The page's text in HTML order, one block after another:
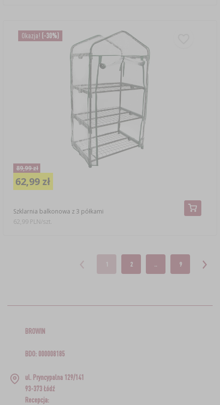
Okazja! (-30%)
Szklarnia balkonowa z 3 półkami
89,99 zł
62,99 zł
62,99 PLN/szt.
1 2 .. 9
BROWIN
BDO: 000008185
ul. Pryncypalna 129/141
93-373 Łódź
Recepcja: